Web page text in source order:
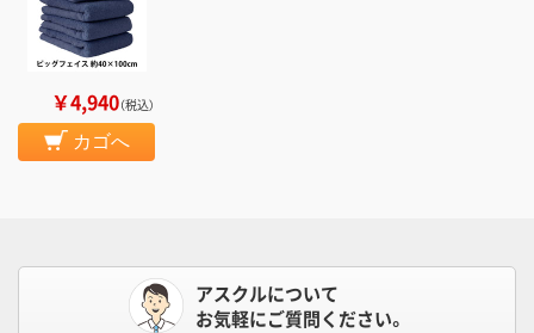
￥4,940（税込）
カゴへ
アスクルについて
お気軽にご質問ください。